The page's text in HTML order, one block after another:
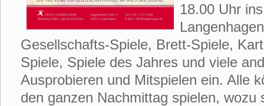
18.00 Uhr
Gesellschafts-Spiele, Brett-Spiele,
Spiele, Spiele des Jahres und viele
Ausprobieren und Mitspielen ein. Alle
den ganzen Nachmittag spielen, wozu